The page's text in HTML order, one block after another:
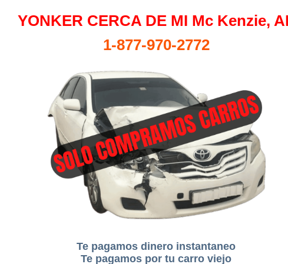
YONKER CERCA DE MI Mc Kenzie,
1-877-970-2772
Te pagamos dinero instantaneo
Te pagamos por tu carro viejo